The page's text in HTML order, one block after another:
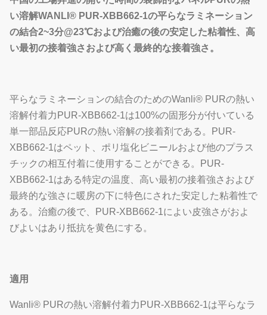
い溶解WANLI® PUR-XBB662-1の平らなラミネーション
の結合2~3分@23℃および治癒の後の安定した粘着性、高
い最初の接着強さおよび高く最終的な接着強さ。
平らなラミネーションの結合のためのWanli® PURの熱い
溶解付着力PUR-XBB662-1は100%の固形分が付いている
単一部品反応PURの熱い溶解の接着剤である。PUR-
XBB662-1はペット、ポリ塩化ビニールおよび他のプラス
チックの相互付着に使用することができる。PUR-
XBB662-1はある特定の温度、高い最初の接着強さおよび
最終的な強さに暖房の下に特色にされた安定した粘着性で
ある。治癒の後で、PUR-XBB662-1によい皮強さがおよ
びよいはあり抵抗を黄色にする。
適用
Wanli® PURの熱い溶解付着力PUR-XBB662-1は平らなラ